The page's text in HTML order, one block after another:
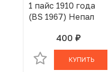
1 пайс 1910 года
(BS 1967) Непал
400 руб.
В КОРЗИНЕ
КУПИТЬ